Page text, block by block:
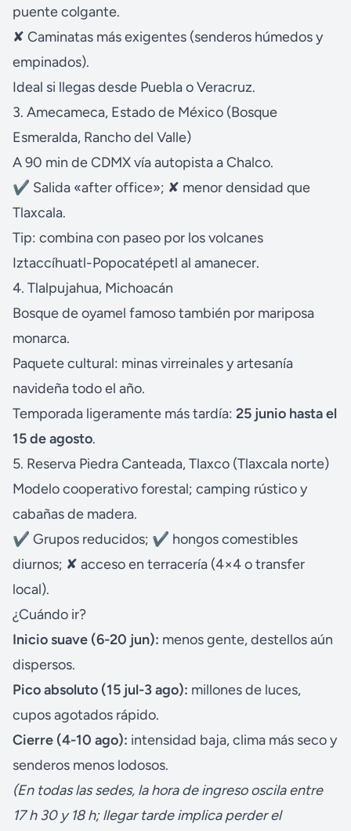
puente colgante.
✘ Caminatas más exigentes (senderos húmedos y
empinados).
Ideal si llegas desde Puebla o Veracruz.
3. Amecameca, Estado de México (Bosque
Esmeralda, Rancho del Valle)
A 90 min de CDMX vía autopista a Chalco.
✔ Salida «after office»; ✘ menor densidad que
Tlaxcala.
Tip: combina con paseo por los volcanes
Iztaccíhuatl-Popocatépetl al amanecer.
4. Tlalpujahua, Michoacán
Bosque de oyamel famoso también por mariposa
monarca.
Paquete cultural: minas virreinales y artesanía
navideña todo el año.
Temporada ligeramente más tardía: 25 junio hasta el
15 de agosto.
5. Reserva Piedra Canteada, Tlaxco (Tlaxcala norte)
Modelo cooperativo forestal; camping rústico y
cabañas de madera.
✔ Grupos reducidos; ✔ hongos comestibles
diurnos; ✘ acceso en terracería (4×4 o transfer
local).
¿Cuándo ir?
Inicio suave (6-20 jun): menos gente, destellos aún
dispersos.
Pico absoluto (15 jul-3 ago): millones de luces,
cupos agotados rápido.
Cierre (4-10 ago): intensidad baja, clima más seco y
senderos menos lodosos.
(En todas las sedes, la hora de ingreso oscila entre
17 h 30 y 18 h; llegar tarde implica perder el